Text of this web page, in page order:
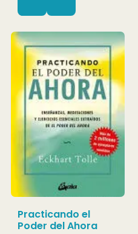
Practicando el
Poder del Ahora